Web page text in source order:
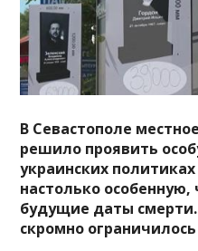
В Севастополе
решило проявить
украинских
настолько
будущие даты
скромно